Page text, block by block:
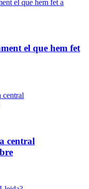
el que hem fet
central